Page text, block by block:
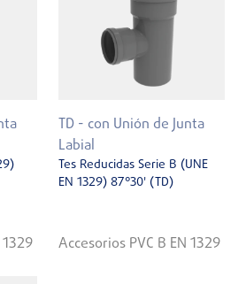
TD - con Unión de Junta
Labial
Tes Reducidas Serie B (UNE
EN 1329) 87°30' (TD)
Accesorios PVC B EN 1329